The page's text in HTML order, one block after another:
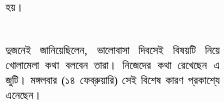
হয়।
দুজনেই জানিয়েছিলেন, ভালোবাসা দিবসেই বিষয়টি নিয়ে
খোলামেলা কথা বলবেন তারা। নিজেদের কথা রেখেছেন এ
জুটি। মঙ্গলবার (১৪ ফেব্রুয়ারি) সেই বিশেষ কারণ প্রকাশ্যে
এনেছেন।